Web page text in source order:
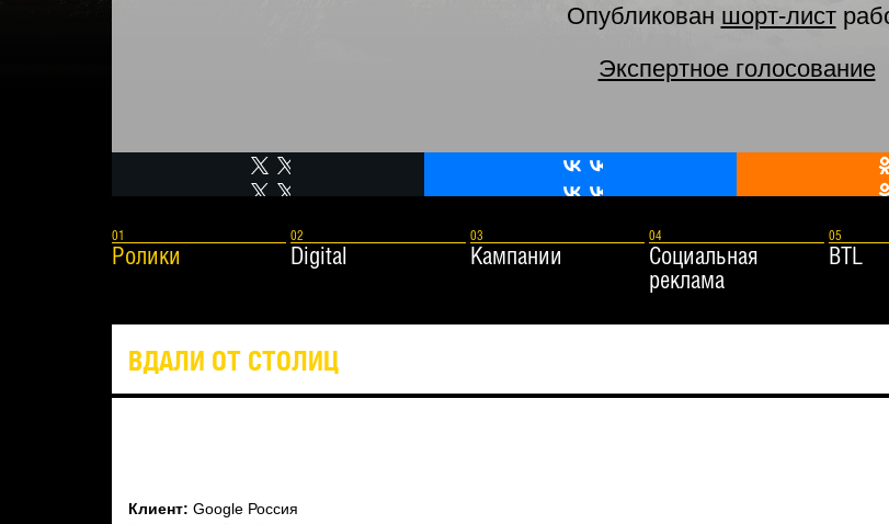
Опубликован шорт-лист
Экспертное голосование
Ролики Digital Кампании
Социальная
реклама
BTL
ВДАЛИ ОТ СТОЛИЦ
Клиент: Google Россия